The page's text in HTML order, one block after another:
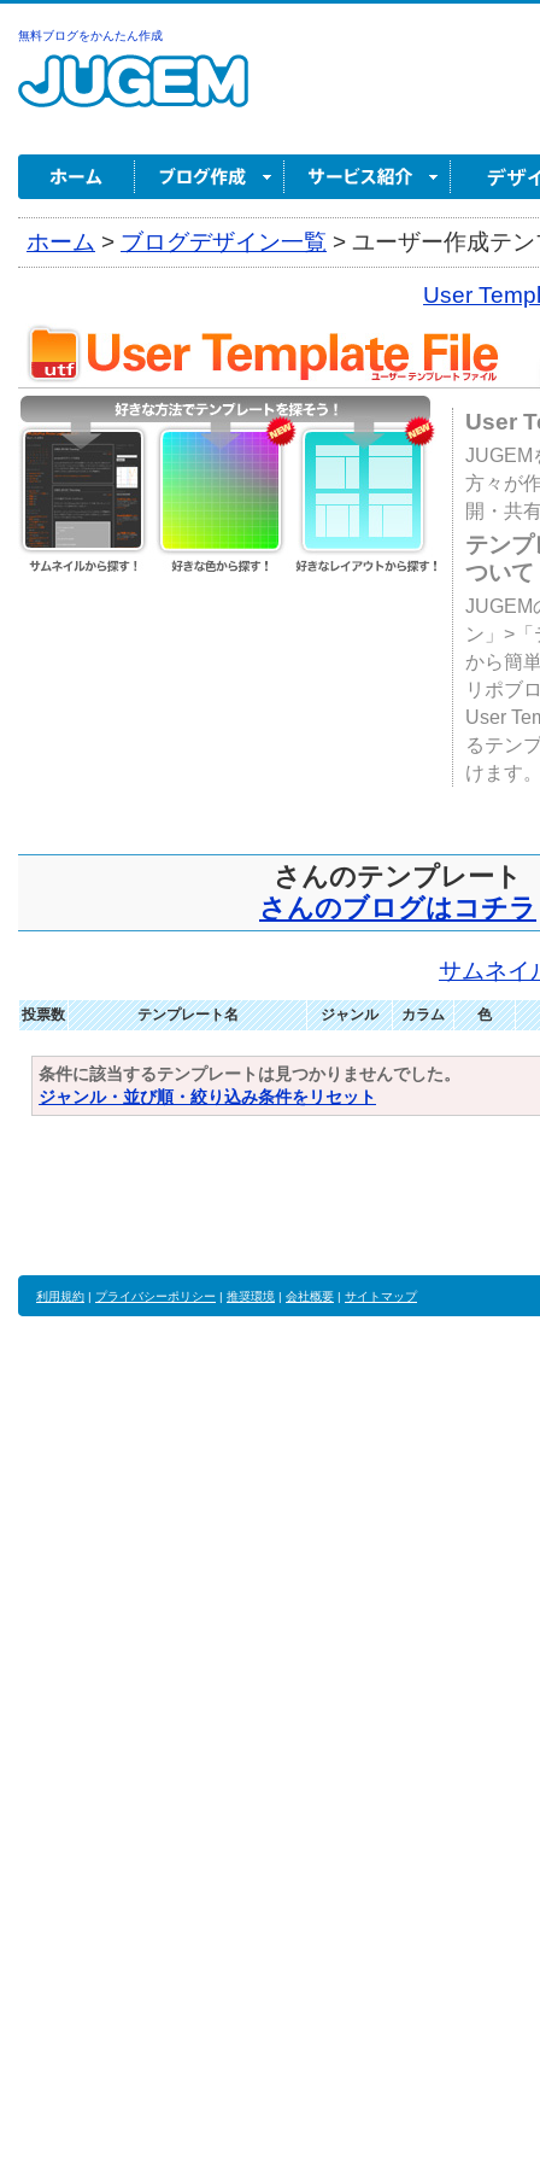
無料ブログをかんたん作成
ホーム > ブログデザイン一覧 > ユーザー作成テ
User
User
JUGEM
方々が
開・共
テン
ついて
JUGEM
ン」>
から簡
リポブ
User
るテン
けます
さんのテンプレート
さんのブログはコチラ
サムネイ
投票数 テンプレート名 ジャンル カラム 色
条件に該当するテンプレートは見つかりませんでした。
ジャンル・並び順・絞り込み条件をリセット
利用規約 | プライバシーポリシー | 推奨環境 | 会社概要 | サイトマップ